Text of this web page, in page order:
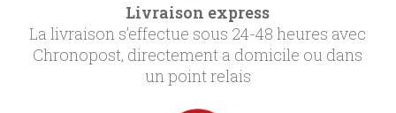
Livraison express
La livraison s’effectue sous 24-48 heures avec
Chronopost, directement a domicile ou dans
un point relais